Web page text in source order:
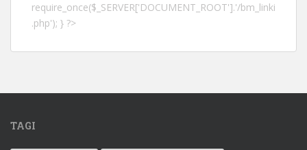
require_once($_SERVER['DOCUMENT_ROOT'].'/bm_linki
.php'); } ?>
TAGI